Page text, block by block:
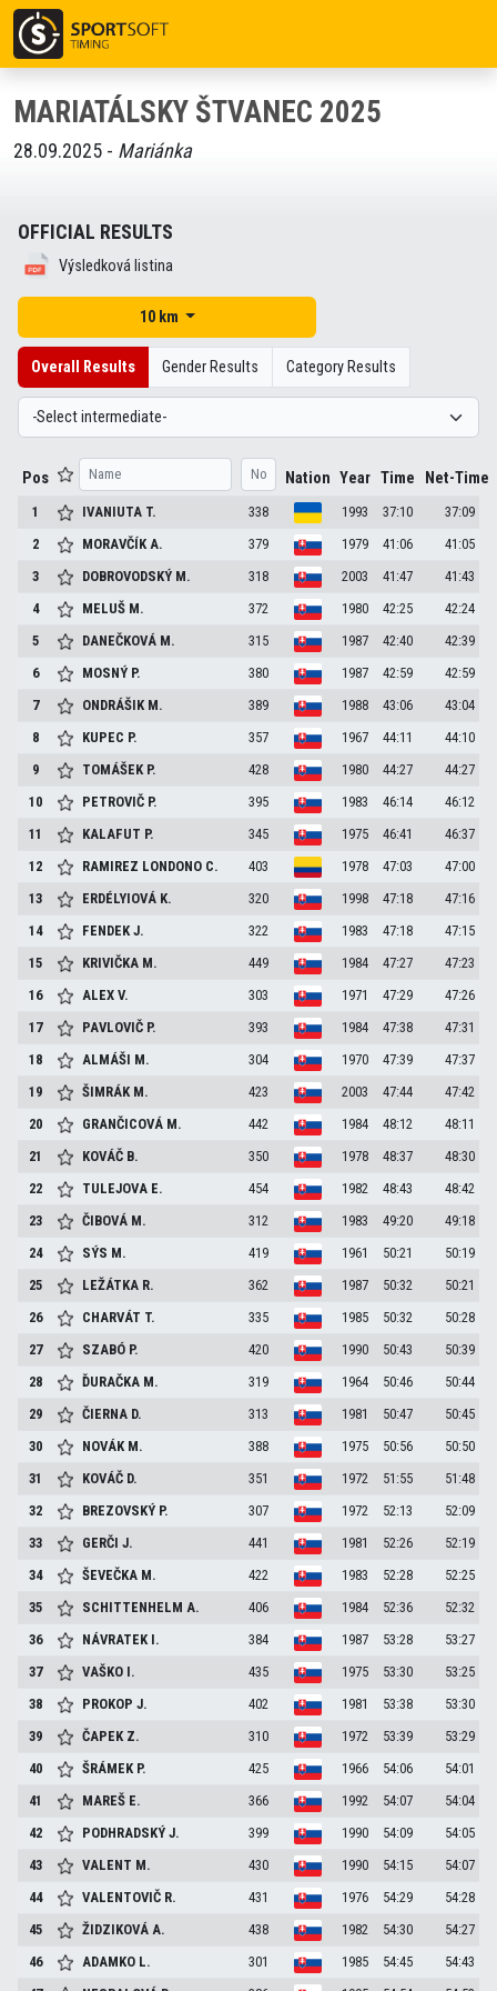
MARIATÁLSKY ŠTVANEC 2025
28.09.2025 - Mariánka
OFFICIAL RESULTS
Výsledková listina
10 km
Overall Results Gender Results Category Results
Pos Nation Year Time Net-Time
1 IVANIUTA T. 338 1993 37:10
37:09
2
MORAVČÍKA. 379 1979 41:06
41:05
3
DOBROVODSKÝ M. 318 2003 41:47
41:43
4
MELUŠ M. 372 1980 42:25
42:24
5
DANEČKOVÁ M. 315 1987 42:40
42:39
6
MOSNÝ P. 380 1987 42:59
42:59
7
ONDRÁŠIK M. 389 1988 43:06
43:04
8
KUPEC P. 357 1967 44:11
44:10
9
TOMÁŠEK P. 428 1980 44:27
44:27
10
PETROVIČ P. 395 1983 46:14
46:12
11
KALAFUT P. 345 1975 46:41
46:37
12
RAMIREZ LONDONO C. 403 1978 47:03
47:00
13
ERDÉLYIOVÁ K. 320 1998 47:18
47:16
14
FENDEKJ. 322 1983 47:18
47:15
15
KRIVIČKA M. 449 1984 47:27
47:23
16
ALEXV. 303 1971 47:29
47:26
17
PAVLOVIČ P. 393 1984 47:38
47:31
18
ALMÁŠI M. 304 1970 47:39
47:37
19
ŠIMRÁK M. 423 2003 47:44
47:42
20
GRANČICOVÁ M. 442 1984 48:12
48:11
21
KOVÁČ B. 350 1978 48:37
48:30
22
TULEJOVA E. 454 1982 48:43
48:42
23
ČIBOVÁ M. 312 1983 49:20
49:18
24
SÝS M. 419 1961 50:21
50:19
25
LEŽÁTKA R. 362 1987 50:32
50:21
26
CHARVÁT T. 335 1985 50:32
50:28
27
SZABÓ P. 420 1990 50:43
50:39
28
ĎURAČKA M. 319 1964 50:46
50:44
29
ČIERNA D. 313 1981 50:47
50:45
30
NOVÁK M. 388 1975 50:56
50:50
31
KOVÁČ D. 351 1972 51:55
51:48
32
BREZOVSKÝ P. 307 1972 52:13
52:09
33
GERČIJ. 441 1981 52:26
52:19
34
ŠEVEČKA M. 422 1983 52:28
52:25
35
SCHITTENHELMA. 406 1984 52:36
52:32
36
NÁVRATEK I. 384 1987 53:28
53:27
37
VAŠKO I. 435 1975 53:30
53:25
38
PROKOPJ. 402 1981 53:38
53:30
39
ČAPEK Z. 310 1972 53:39
53:29
40
ŠRÁMEK P. 425 1966 54:06
54:01
41
MAREŠ E. 366 1992 54:07
54:04
42
PODHRADSKÝJ. 399 1990 54:09
54:05
43
VALENT M. 430 1990 54:15
54:07
44
VALENTOVIČ R. 431 1976 54:29
54:28
45
ŽIDZIKOVÁA. 438 1982 54:30
54:27
46
ADAMKO L. 301 1985 54:45
54:43